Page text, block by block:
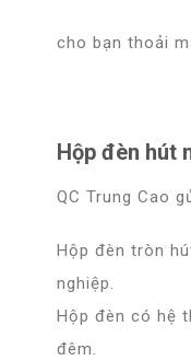
cho bạn thoải
Hộp đèn hút
QC Trung Cao
Hộp đèn tròn
nghiệp.
Hộp đèn có hệ
đêm.